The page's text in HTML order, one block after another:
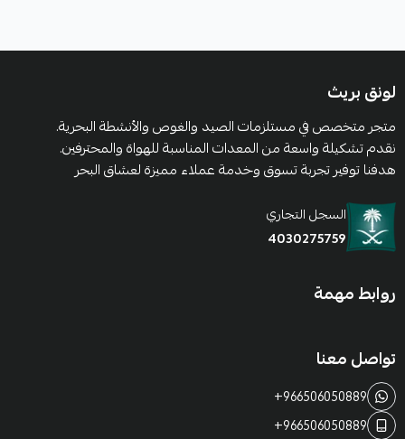
لونق بريث
متجر متخصص في مستلزمات الصيد والغوص والأنشطة البحرية.
نقدم تشكيلة واسعة من المعدات المناسبة للهواة والمحترفين.
هدفنا توفير تجربة تسوق وخدمة عملاء مميزة لعشاق البحر
السجل التجاري
4030275759
روابط مهمة
تواصل معنا
+966506050889
+966506050889